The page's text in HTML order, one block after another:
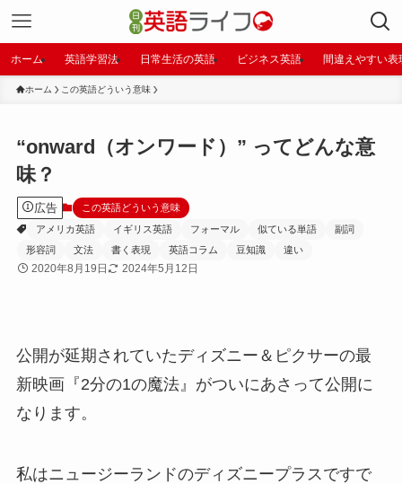
ホーム 英語学習法 日常生活の英語 ビジネス英語 間違えやすい表
ホーム この英語どういう意味
“onward（オンワード）” ってどんな意
味？
広告
この英語どういう意味
アメリカ英語
イギリス英語 フォーマル 似ている単語
副詞
形容詞
文法 書く表現 英語コラム 豆知識 違い
2020年8月19日 2024年5月12日
公開が延期されていたディズニー＆ピクサーの最
新映画『2分の1の魔法』がついにあさって公開に
なります。
私はニュージーランドのディズニープラスですで